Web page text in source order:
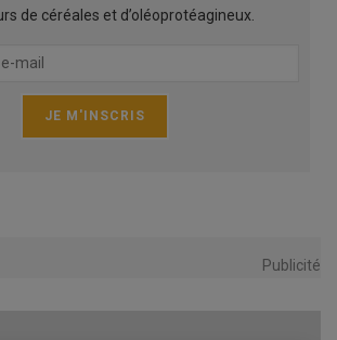
de céréales et d’oléoprotéagineux.
Publicité